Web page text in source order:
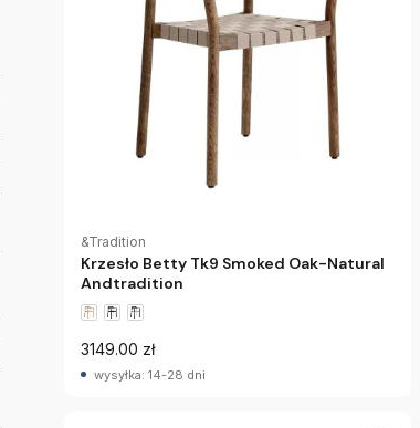
&Tradition
Krzesło Betty Tk9 Smoked Oak-Natural
Andtradition
3149.00 zł
wysyłka: 14-28 dni